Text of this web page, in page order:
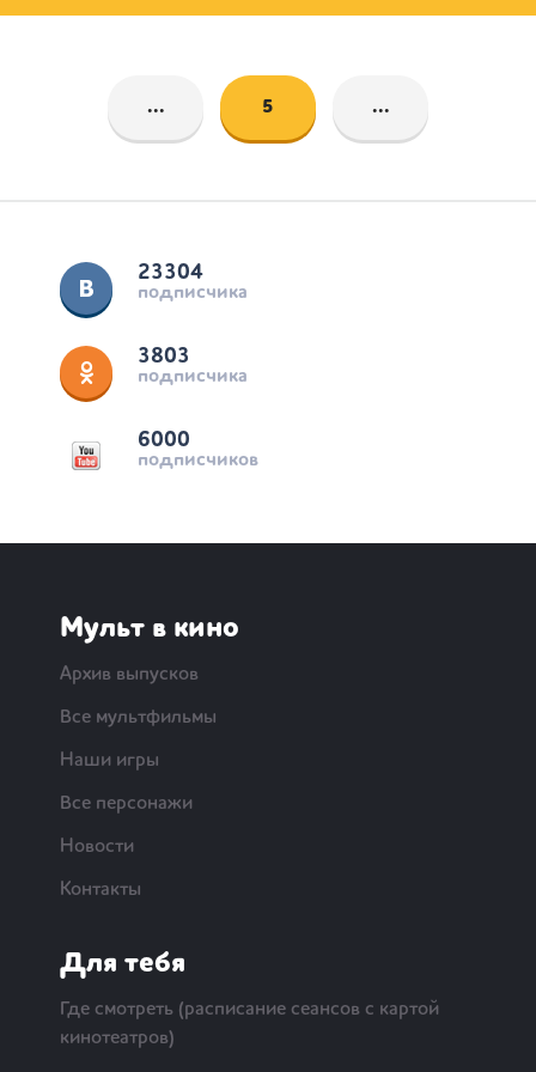
... 5 ...
23304
подписчика
3803
подписчика
6000
подписчиков
Мульт в кино
Архив выпусков
Все мультфильмы
Наши игры
Все персонажи
Новости
Контакты
Для тебя
Где смотреть (расписание сеансов с картой
кинотеатров)